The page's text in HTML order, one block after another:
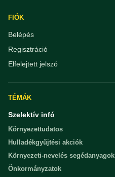
FIÓK
Belépés
Regisztráció
Elfelejtett jelszó
TÉMÁK
Szelektív infó
Környezettudatos
Hulladékgyűjtési akciók
Környezeti-nevelés segédanyagok
Önkormányzatok